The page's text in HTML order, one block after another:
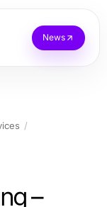
News
–